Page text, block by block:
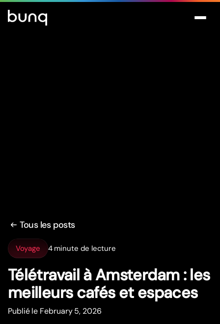
Tous les posts
Voyage 4 minute de lecture
Télétravail à Amsterdam : les
meilleurs cafés et espaces
Publié le February 5, 2026